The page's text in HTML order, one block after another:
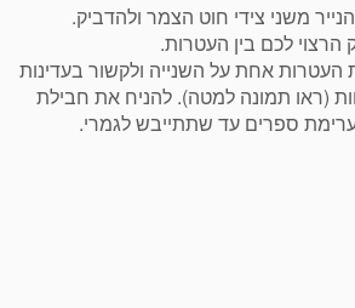
משני צידי חוט הצמר ולהדביק.
לכם בין העטרות.
העטרות אחת על השנייה ולקשור בעדינות
(ראו תמונה למטה). להניח את חבילת
ספרים עד שתתייבש לגמרי.